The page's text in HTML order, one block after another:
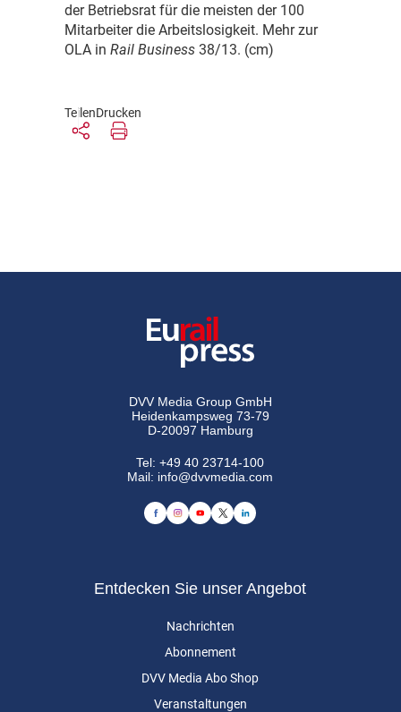
der Betriebsrat für die meisten der 100
Mitarbeiter die Arbeitslosigkeit. Mehr zur
OLA in Rail Business 38/13. (cm)
TeilenDrucken
DVV Media Group GmbH
Heidenkampsweg 73-79
D-20097 Hamburg
Tel:+49 40 23714-100
Mail: info@dvvmedia.com
Entdecken Sie unser Angebot
Nachrichten
Abonnement
DVV Media Abo Shop
Veranstaltungen